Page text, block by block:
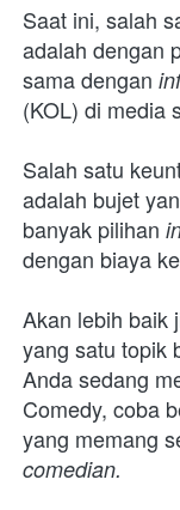
Saat ini, salah
adalah dengan
sama dengan
(KOL) di media
Salah satu
adalah bujet
banyak pilihan
dengan biaya
Akan lebih baik
yang satu topik
Anda sedang
Comedy, coba
yang memang
comedian.